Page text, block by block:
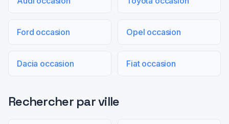
Ford occasion Opel occasion
Dacia occasion Fiat occasion
Rechercher par ville